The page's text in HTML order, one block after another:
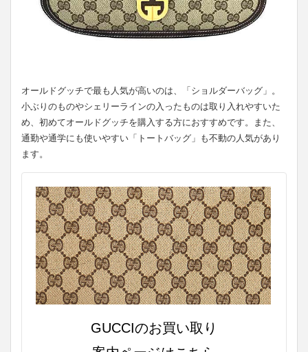
オールドグッチで最も人気が高いのは、「ショルダーバッグ」。
小ぶりのものやシェリーラインの入ったものは取り入れやすいた
め、初めてオールドグッチを購入する方におすすめです。また、
通勤や通学にも使いやすい「トートバッグ」も不動の人気があり
ます。
GUCCIのお買い取り